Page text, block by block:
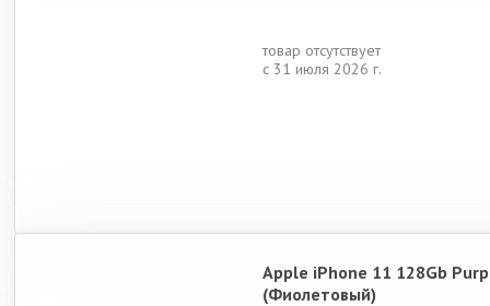
iPhone SE (2022)
товар отсутствует
с 31 июля 2026 г.
Apple iPhone 11 128Gb
(Фиолетовый)